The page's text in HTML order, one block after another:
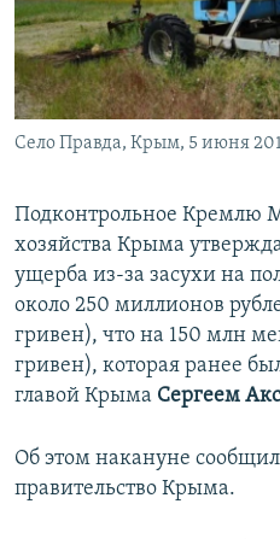
ПОБЕДИТЕЛЕЙ НЕ СУДЯТ?
КРЫМ.НЕПОКОРЕННЫЙ
ELIFBE
УКРАИНСКАЯ ПРОБЛЕМА КРЫМА
ПРИСОЕДИНЯЙТЕСЬ!
Село Правда, Крым, 5 июня
Подконтрольное Кремлю
хозяйства Крыма
ущерба из-за засухи на
около 250 миллионов
гривен), что на 150 млн
гривен), которая ранее
главой Крыма Сергеем
Об этом накануне
правительство Крыма.